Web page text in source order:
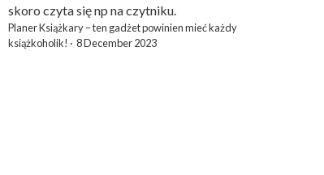
skoro czyta się np na czytniku.
Planer Książkary – ten gadżet powinien mieć każdy
książkoholik! · 8 December 2023